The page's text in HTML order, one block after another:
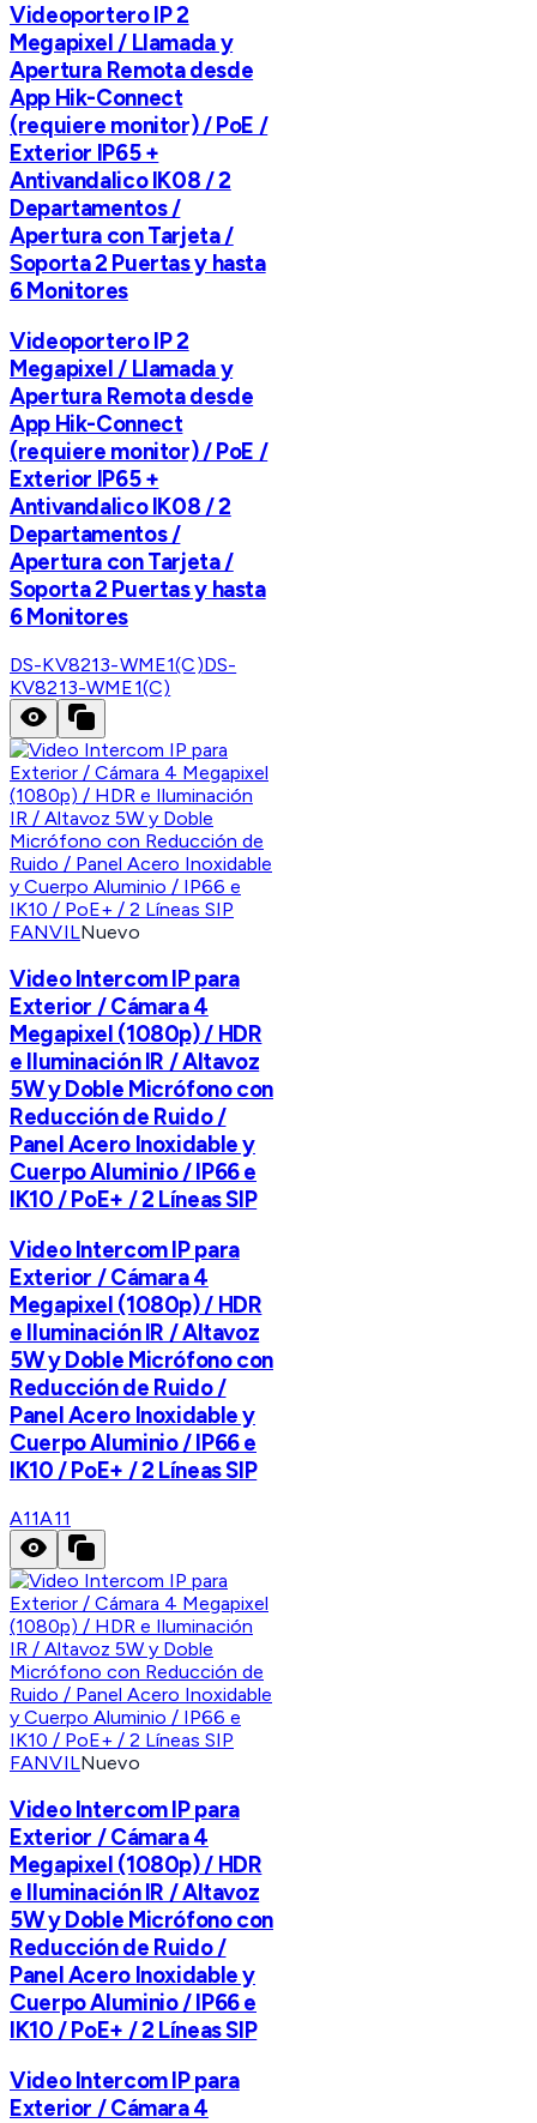
Videoportero IP 2
Megapixel / Llamada y
Apertura Remota desde
App Hik-Connect
(requiere monitor) / PoE /
Exterior IP65 +
Antivandalico IK08 / 2
Departamentos /
Apertura con Tarjeta /
Soporta 2 Puertas y hasta
6 Monitores
Videoportero IP 2
Megapixel / Llamada y
Apertura Remota desde
App Hik-Connect
(requiere monitor) / PoE /
Exterior IP65 +
Antivandalico IK08 / 2
Departamentos /
Apertura con Tarjeta /
Soporta 2 Puertas y hasta
6 Monitores
DS-KV8213-WME1(C)DS-
KV8213-WME1(C)
FANVILNuevo
Video Intercom IP para
Exterior / Cámara 4
Megapixel (1080p) / HDR
e Iluminación IR / Altavoz
5W y Doble Micrófono con
Reducción de Ruido /
Panel Acero Inoxidable y
Cuerpo Aluminio / IP66 e
IK10 / PoE+ / 2 Líneas SIP
Video Intercom IP para
Exterior / Cámara 4
Megapixel (1080p) / HDR
e Iluminación IR / Altavoz
5W y Doble Micrófono con
Reducción de Ruido /
Panel Acero Inoxidable y
Cuerpo Aluminio / IP66 e
IK10 / PoE+ / 2 Líneas SIP
A11A11
FANVILNuevo
Video Intercom IP para
Exterior / Cámara 4
Megapixel (1080p) / HDR
e Iluminación IR / Altavoz
5W y Doble Micrófono con
Reducción de Ruido /
Panel Acero Inoxidable y
Cuerpo Aluminio / IP66 e
IK10 / PoE+ / 2 Líneas SIP
Video Intercom IP para
Exterior / Cámara 4